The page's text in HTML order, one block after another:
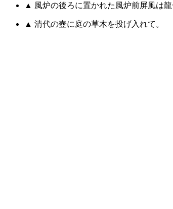
▲ 風炉の後ろに置かれた風炉前屏風は
▲ 清代の壺に庭の草木を投げ入れて。